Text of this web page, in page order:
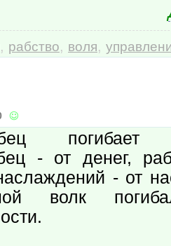
, рабство, воля,
- от денег,
- от
волк